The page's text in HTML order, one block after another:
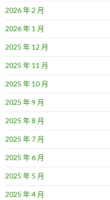
2026 年 2 月
2026 年 1 月
2025 年 12 月
2025 年 11 月
2025 年 10 月
2025 年 9 月
2025 年 8 月
2025 年 7 月
2025 年 6 月
2025 年 5 月
2025 年 4 月